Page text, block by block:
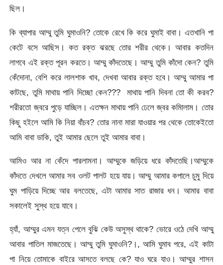
ছিল।
কি ব্যাপার আম্মু তুমি ঘুমাওনি? তোকে রেখে কি করে ঘুমাই বাবা। এতখানি পা
কেটে বসে আছিস। কত রক্ত ঝরছে তোর শরীর থেকে। আবার কতদিন
লাগবে এই রক্ত পূরন করতে। আম্মু কাঁদতেছে। আম্মু তুমি কাঁদো কেন? তুমি
কেঁদোনা, বেশি করে লালশাক খাব, দেখবা আবার রক্ত হবে। আম্মু আমার পা
কাটছে, তুমি মাথায় পানি দিচ্ছো কেন??? মাথায় পানি দিবনা তো কী করব?
শরীরতো জ্বরে পুড়ে যাচ্ছিল। এতক্ষন মাথায় পানি ঢেলে জ্বর কমািলাম। তোর
কিছু হইলে আমি কি নিয়া বাঁচব? তোর নানা মারা যাওয়ার পর থেকে তোকেইতো
আমি বাবা ডাকি, তুই আমার ছেলে তুই আমার বাবা।
আমিও আর না কেঁদে পারলামনা। আম্মুকে জড়িয়ে ধরে কাঁদতেছি।আম্মুকে
কাঁদতে দেখলে আমার সব ওলট পালট হয়ে যায়। আম্মু আমার কপালে চুমু দিয়ে
ঘুম পাড়িয়ে দিচ্ছে আর বলতেছে, এটা আমার সাত রাজার ধন। আমার বাবা
সকালেই সুস্থ হয়ে যাবে।
হ্যাঁ, আম্মুর এমন যত্ন পেলে বুঝি কেউ অসুস্থ থাকে? ভোরে ওঠে দেখি আম্মু
আবার পাতিল মাজতেছে। আম্মু তুমি ঘুমাওনি?।, আমি ঘুমাব পরে, এই কাটা
পা নিয়ে তোমাকে বাইরে আসতে বলছে কে? যাও ঘরে যাও। আম্মুর শাসন